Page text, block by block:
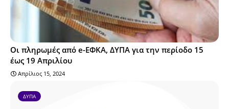
Οι πληρωμές από e-ΕΦΚΑ, ΔΥΠΑ για την περίοδο 15
έως 19 Απριλίου
Απρίλιος 15, 2024
ΔΥΠΑ